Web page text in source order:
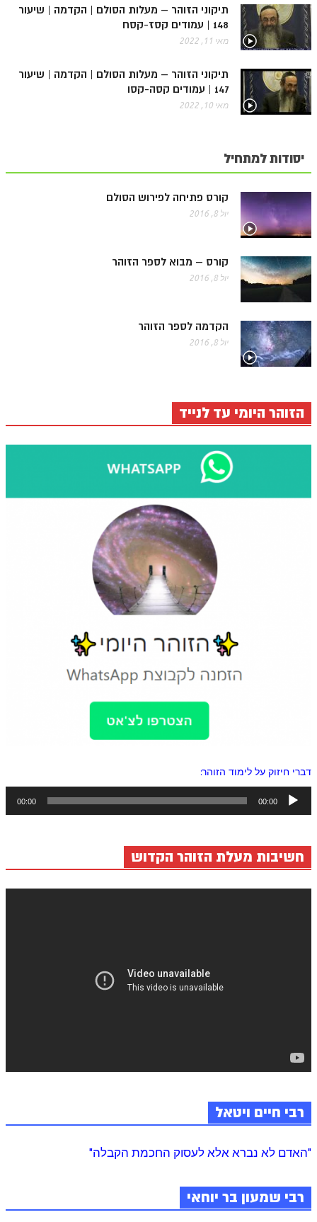
תיקוני הזוהר – מעלות הסולם | הקדמה | שיעור
148 | עמודים קסז-קסח
מאי 11, 2022
תיקוני הזוהר – מעלות הסולם | הקדמה | שיעור
147 | עמודים קסה-קסו
מאי 10, 2022
יסודות למתחיל
קורס פתיחה לפירוש הסולם
יול 8, 2016
קורס – מבוא לספר הזוהר
יול 8, 2016
הקדמה לספר הזוהר
יול 8, 2016
הזוהר היומי עד לנייד
דברי חיזוק על לימוד הזוהר:
אודיו
00:00
00:00
חשיבות מעלת הזוהר הקדוש
רבי חיים ויטאל
"האדם לא נברא אלא לעסוק החכמת הקבלה"
רבי שמעון בר יוחאי